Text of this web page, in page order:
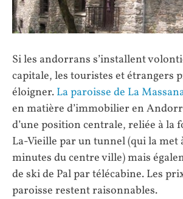
Si les andorrans s’installent
capitale, les touristes et étrangers
éloigner. La paroisse de La
en matière d’immobilier en
d’une position centrale, reliée à la
La-Vieille par un tunnel (qui la met
minutes du centre ville) mais
de ski de Pal par télécabine. Les
paroisse restent raisonnables.